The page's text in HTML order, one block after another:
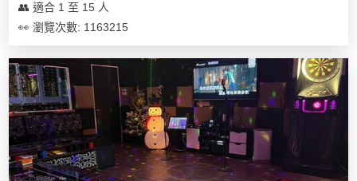
👥 適合 1 至 15 人
👀 瀏覽次數: 1163215